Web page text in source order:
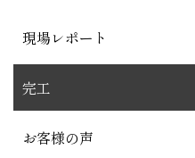
現場レポート
完工
お客様の声